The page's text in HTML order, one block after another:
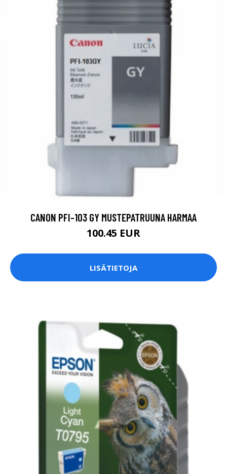
CANON PFI-103 GY MUSTEPATRUUNA HARMAA
100.45 EUR
LISÄTIETOJA